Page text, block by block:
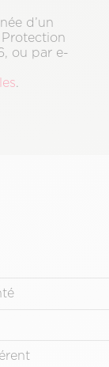
d’un
ou par e-